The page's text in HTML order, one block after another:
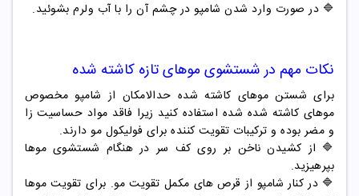
🔷 در صورت وارد شدن شامپو در چشم آن را با آب ولرم بشوئید.
نکات مهم در شستشوی موهای تازه کاشته شده
برای شستن موهای کاشته شده حدالامکان از شامپو مخصوص
موهای کاشته شده شده استفاده کنید زیرا فاقد مواد حساسیت زا
و مضر بوده و ترکیبات تقویت کننده برای فولیکول مو دارند.
🔷 از کشیدن ناخن بر روی کف سر در هنگام شستشوی موها
بپرهیزید.
🔷 در کنار شامپو از قرص های مکمل تقویت مو. برای تقویت موها